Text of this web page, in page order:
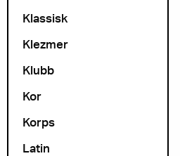
Klassisk
Klezmer
Klubb
Kor
Korps
Latin